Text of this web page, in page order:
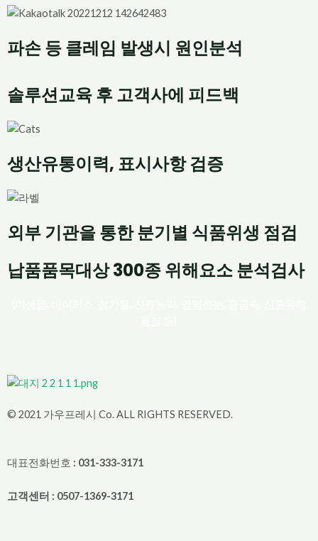
파손 등 클레임 발생시 원인분석
솔루션교육 후 고객사에 피드백
생산유통이력, 표시사항 검증
외부 기관을 통한 분기별 식품위생 점검
납품품목대상 300종 위해요소 분석검사
© 2021 가우프레시 Co. ALL RIGHTS RESERVED.
대표전화번호 : 031-333-3171
고객센터 : 0507-1369-3171